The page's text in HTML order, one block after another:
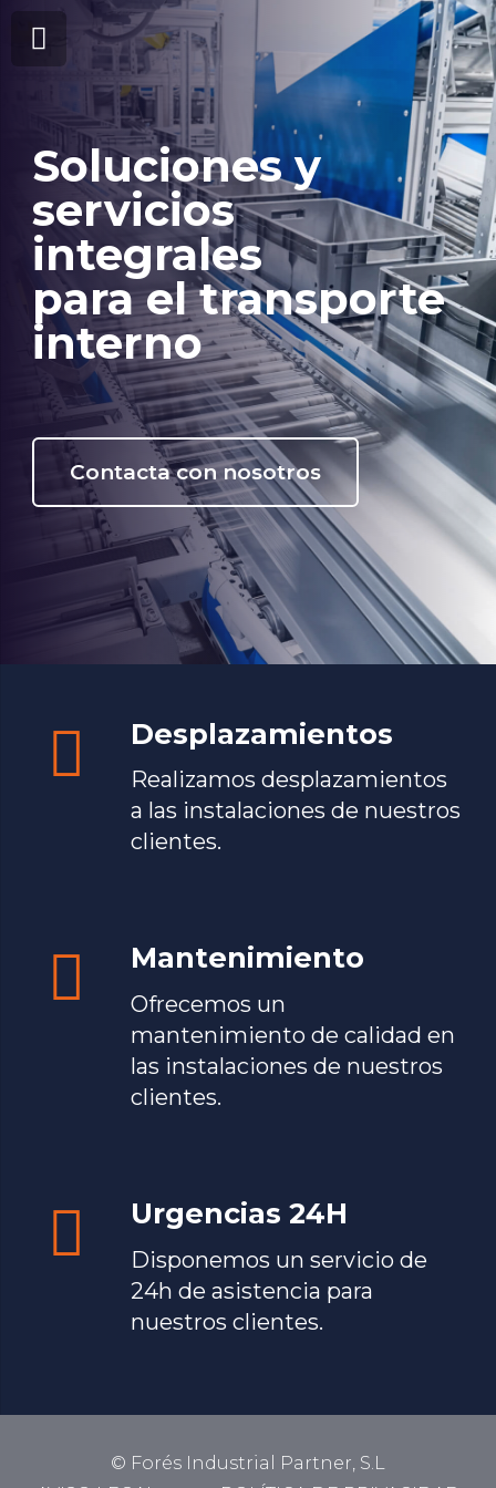
Soluciones y
servicios
integrales
para el transporte
interno
Contacta con nosotros
Desplazamientos
Realizamos desplazamientos
a las instalaciones de nuestros
clientes.
Mantenimiento
Ofrecemos un
mantenimiento de calidad en
las instalaciones de nuestros
clientes.
Urgencias 24H
Disponemos un servicio de
24h de asistencia para
nuestros clientes.
© Forés Industrial Partner, S.L